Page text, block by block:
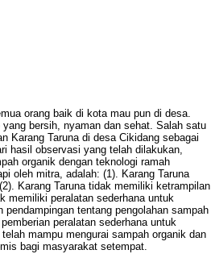
orang baik di kota mau pun di desa.
bersih, nyaman dan sehat. Salah satu
Karang Taruna di desa Cikidang sebagai
hasil observasi yang telah dilakukan,
organik dengan teknologi ramah
oleh mitra, adalah: (1). Karang Taruna
Karang Taruna tidak memiliki ketrampilan
memiliki peralatan sederhana untuk
tentang pengolahan sampah
peralatan sederhana untuk
mampu mengurai sampah organik dan
bagi masyarakat setempat.